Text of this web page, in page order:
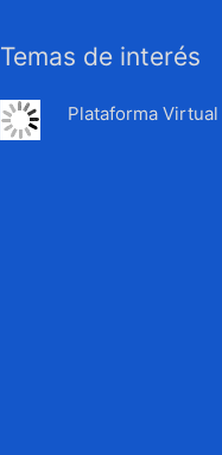
Temas de interés
Plataforma Virtual